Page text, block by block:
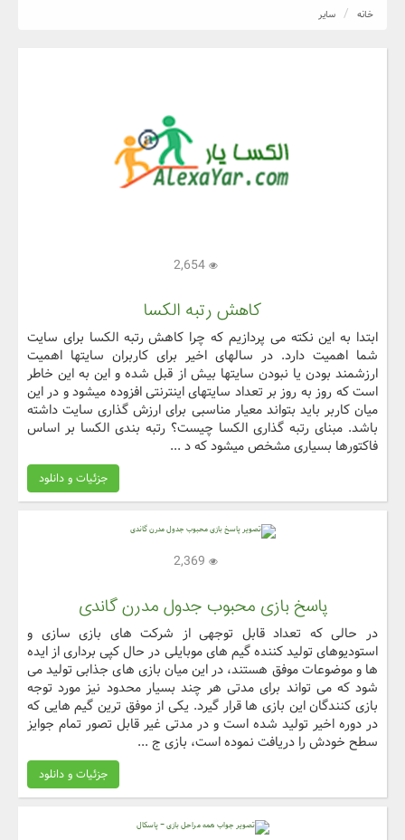
خانه سایر
کاهش رتبه الکسا
ابتدا به این نکته می پردازیم که چرا کاهش رتبه الکسا برای سایت
شما اهمیت دارد. در سالهای اخیر برای کاربران سایتها اهمیت
ارزشمند بودن یا نبودن سایتها بیش از قبل شده و این به این خاطر
است که روز به روز بر تعداد سایتهای اینترنتی افزوده میشود و در این
میان کاربر باید بتواند معیار مناسبی برای ارزش گذاری سایت داشته
باشد. مبنای رتبه گذاری الکسا چیست؟ رتبه بندی الکسا بر اساس
فاکتورها بسیاری مشخص میشود که د ...
جزئیات و دانلود
پاسخ بازی محبوب جدول مدرن گاندی
در حالی که تعداد قابل توجهی از شرکت های بازی سازی و
استودیوهای تولید کننده گیم های موبایلی در حال کپی برداری از ایده
ها و موضوعات موفق هستند، در این میان بازی های جذابی تولید می
شود که می تواند برای مدتی هر چند بسیار محدود نیز مورد توجه
بازی کنندگان این بازی ها قرار گیرد. یکی از موفق ترین گیم هایی که
در دوره اخیر تولید شده است و در مدتی غیر قابل تصور تمام جوایز
سطح خودش را دریافت نموده است، بازی ج ...
جزئیات و دانلود